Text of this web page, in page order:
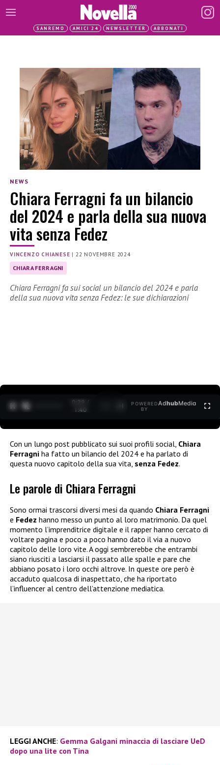
SANREMO AMICI 24 NEWSLETTER ABBONATI
NEWS
Chiara Ferragni fa un bilancio
del 2024 e parla della sua nuova
vita senza Fedez
VINCENZO CHIANESE |22 NOVEMBRE 2024
CHIARA FERRAGNI
Chiara Ferragni fa sui social un bilancio del 2024 e parla
della sua nuova vita senza Fedez: le sue dichiarazioni
0:30 /
1:40
POWERED
BY
AdhubMedia
Con un lungo post pubblicato sui suoi profili social, Chiara
Ferragni ha fatto un bilancio del 2024 e ha parlato di
questa nuovo capitolo della sua vita, senza Fedez.
Le parole di Chiara Ferragni
Sono ormai trascorsi diversi mesi da quando Chiara Ferragni
e Fedez hanno messo un punto al loro matrimonio. Da quel
momento l’imprenditrice digitale e il rapper hanno cercato di
voltare pagina e poco a poco hanno dato il via a nuovo
capitolo delle loro vite. A oggi sembrerebbe che entrambi
siano riusciti a lasciarsi il passato alle spalle e pare che
abbiano posato i loro occhi altrove. In queste ore però è
accaduto qualcosa di inaspettato, che ha riportato
l’influencer al centro dell’attenzione mediatica.
LEGGI ANCHE: Gemma Galgani minaccia di lasciare UeD
dopo una lite con Tina